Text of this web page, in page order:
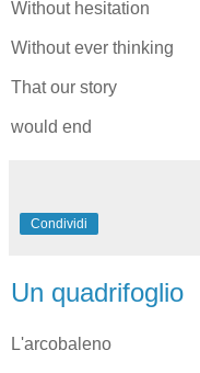
Without hesitation
Without ever thinking
That our story
would end
Condividi
Un quadrifoglio
L'arcobaleno